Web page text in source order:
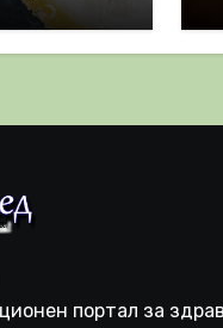
е
портал за